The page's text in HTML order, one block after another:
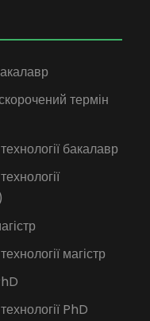
термін
бакалавр
магістр
PhD